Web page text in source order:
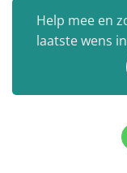
Help mee en
laatste wens